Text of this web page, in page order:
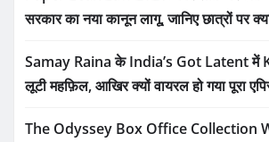
सरकार का नया कानून लागू, जानिए छात्रों पर
Samay Raina के India’s Got Latent में
लूटी महफ़िल, आखिर क्यों वायरल हो गया पूरा
The Odyssey Box Office Collection